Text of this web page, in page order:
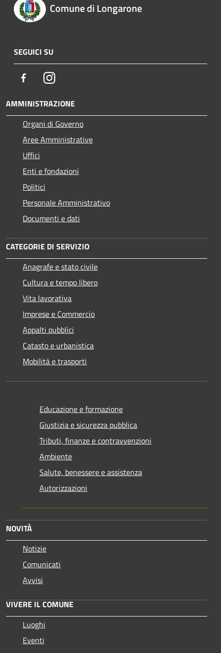
Comune di Longarone
SEGUICI SU
FacebookInstagram
AMMINISTRAZIONE
Organi di Governo
Aree Amministrative
Uffici
Enti e fondazioni
Politici
Personale Amministrativo
Documenti e dati
CATEGORIE DI SERVIZIO
Anagrafe e stato civile
Cultura e tempo libero
Vita lavorativa
Imprese e Commercio
Appalti pubblici
Catasto e urbanistica
Mobilità e trasporti
Educazione e formazione
Giustizia e sicurezza pubblica
Tributi, finanze e contravvenzioni
Ambiente
Salute, benessere e assistenza
Autorizzazioni
NOVITÀ
Notizie
Comunicati
Avvisi
VIVERE IL COMUNE
Luoghi
Eventi